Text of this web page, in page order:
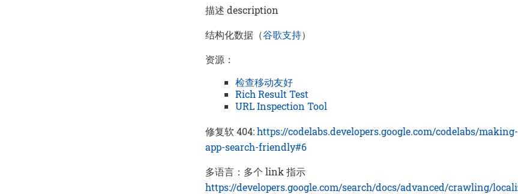
描述 description
结构化数据（谷歌支持）
资源：
检查移动友好
Rich Result Test
URL Inspection Tool
修复软 404:https://codelabs.developers.google.com/codelabs/
app-search-friendly#6
多语言：多个 link 指示
https://developers.google.com/search/docs/advanced/crawling/